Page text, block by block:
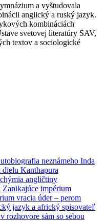
a vyštudovala
anglický a ruský jazyk.
kombináciách
svetovej literatúry SAV,
textov a sociologické
neznámeho Inda
dielu Kanthapura
angličtiny
impérium
vracia úder – perom
jazyk a africký spisovateľ
rozhovore sám so sebou